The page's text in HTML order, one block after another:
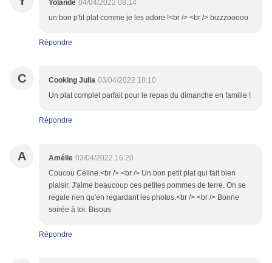
Yolande 04/04/2022 08:14
un bon p'tit plat comme je les adore !<br /> <br /> bizzzooooo
Répondre
C Cooking Julia 03/04/2022 18:10
Un plat complet parfait pour le repas du dimanche en famille !
Répondre
A Amélie 03/04/2022 16:20
Coucou Céline.<br /> <br /> Un bon petit plat qui fait bien
plaisir. J'aime beaucoup ces petites pommes de terre. On se
régale rien qu'en regardant les photos.<br /> <br /> Bonne
soirée à toi. Bisous
Répondre